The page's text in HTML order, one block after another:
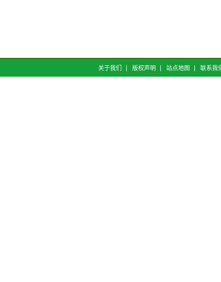
关于我们 版权声明 站点地图 联系我